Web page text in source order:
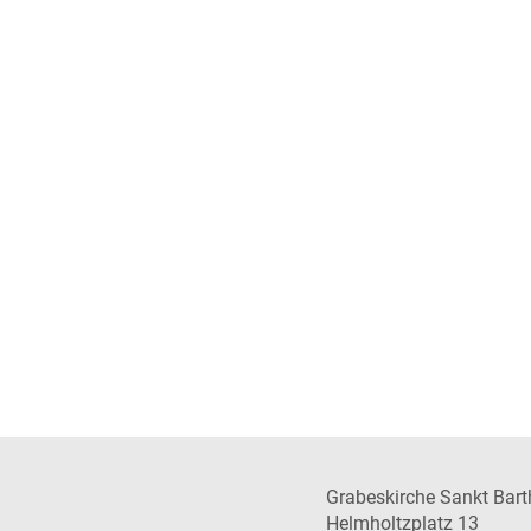
Grabeskirche Sankt
Helmholtzplatz 13